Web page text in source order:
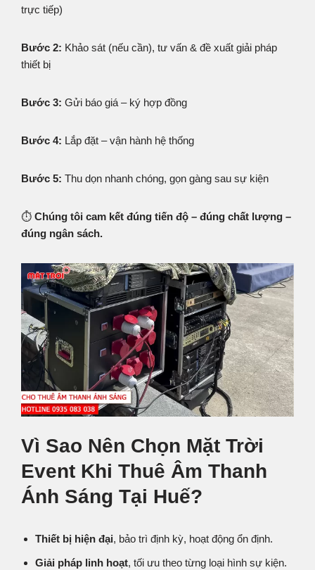
trực tiếp)
Bước 2: Khảo sát (nếu cần), tư vấn & đề xuất giải pháp
thiết bị
Bước 3: Gửi báo giá – ký hợp đồng
Bước 4: Lắp đặt – vận hành hệ thống
Bước 5: Thu dọn nhanh chóng, gọn gàng sau sự kiện
⏱️ Chúng tôi cam kết đúng tiến độ – đúng chất lượng –
đúng ngân sách.
Vì Sao Nên Chọn Mặt Trời
Event Khi Thuê Âm Thanh
Ánh Sáng Tại Huế?
Thiết bị hiện đại, bảo trì định kỳ, hoạt động ổn định.
Giải pháp linh hoạt, tối ưu theo từng loại hình sự kiện.